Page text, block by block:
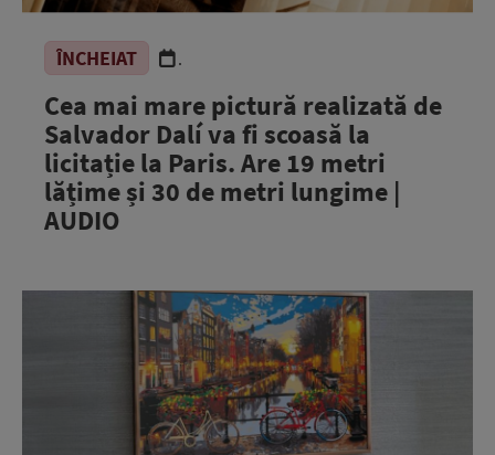
ÎNCHEIAT .
Cea mai mare pictură realizată de
Salvador Dalí va fi scoasă la
licitație la Paris. Are 19 metri
lățime și 30 de metri lungime |
AUDIO